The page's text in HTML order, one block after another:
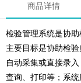
商品详情
检验管理系统是协
主要目标是协助检
自动采集或直接录
查询、打印等；系